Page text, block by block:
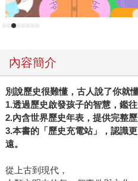
內容簡介
別說歷史很難懂，古人說了你就懂
1.透過歷史啟發孩子的智慧，鑑往
2.內含世界歷史年表，提供完整歷
3.本書的「歷史充電站」，認識
遠。
從上古到現代，